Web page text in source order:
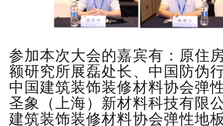
参加本次大会的嘉宾有：原住
额研究所展磊处长、中国防伪
中国建筑装饰装修材料协会弹
圣象（上海）新材料科技有限
建筑装饰装修材料协会弹性地